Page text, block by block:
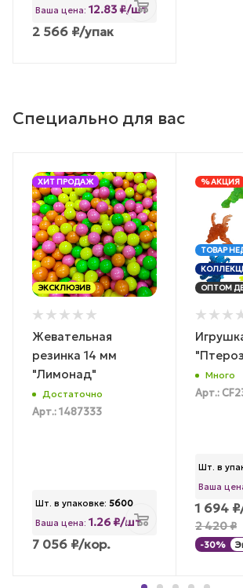
Ваша цена: 12.83 ₽/шт
2 566 ₽/упак
Специально для вас
ХИТ ПРОДАЖ
ЭКСКЛЮЗИВ
Жевательная
резинка 14 мм
"Лимонад"
Достаточно
Арт.: 1487333
Шт. в упаковке: 5600
Ваша цена: 1.26 ₽/шт
7 056 ₽/кор.
% АКЦИЯ
ТОВАР
ОПТОМ
Много
Арт.:
Шт. в
Ваша
1 694 ₽
2 420₽
-30%